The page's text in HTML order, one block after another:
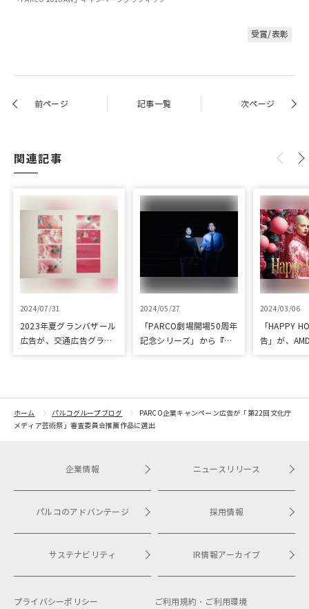
受賞/表彰
前ページ 記事一覧 次ページ
関連記事
2024/07/31
2023年夏グランバザール
広告が、交通広告グラン
2024/05/27
「PARCO劇場開場50周年
記念シリーズ」から『ラ
2024/03/06
「HAPPY
告」が、
ホーム パルコグループブログ
PARCO企業キャンペーン広告が「第22回文化庁
メディア芸術祭」審査委員会推薦作品に選出
企業情報
パルコのアドバンテージ
サステナビリティ
ニュースリリース
採用情報
IR情報アーカイブ
プライバシーポリシー ご利用規約・ ご利用環境